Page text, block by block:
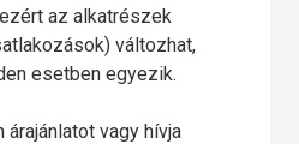
az alkatrészek
változhat,
esetben egyezik.
vagy hívja